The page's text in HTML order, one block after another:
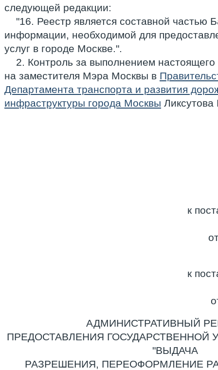
следующей редакции:
"16. Реестр является составной частью
информации, необходимой для
услуг в городе Москве.".
2. Контроль за выполнением
на заместителя Мэра Москвы в
Департамента транспорта и развития
инфраструктуры города Москвы
к
к
АДМИНИСТРАТИВНЫЙ
ПРЕДОСТАВЛЕНИЯ ГОСУДАРСТВЕННОЙ
"ВЫДАЧА
РАЗРЕШЕНИЯ, ПЕРЕОФОРМЛЕНИЕ